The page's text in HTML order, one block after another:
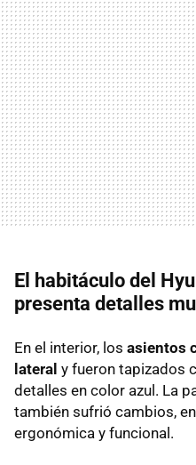
El habitáculo del
presenta detalles
En el interior, los asientos
lateral y fueron tapizados
detalles en color azul. La
también sufrió cambios,
ergonómica y funcional.